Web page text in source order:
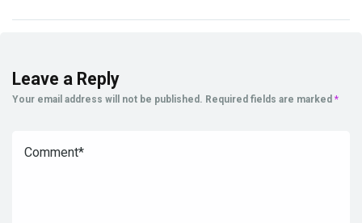
Leave a Reply
Your email address will not be published. Required fields are marked *